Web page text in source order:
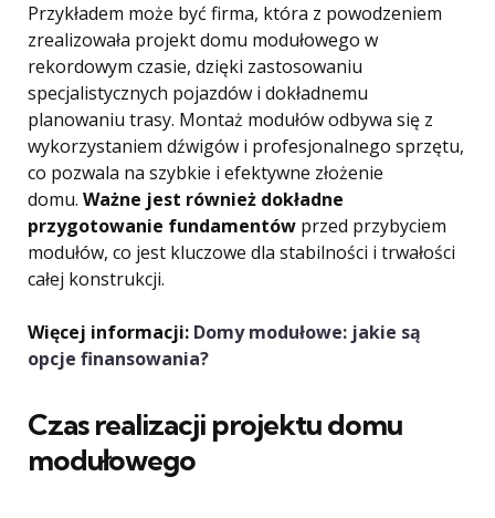
Przykładem może być firma, która z powodzeniem
zrealizowała projekt domu modułowego w
rekordowym czasie, dzięki zastosowaniu
specjalistycznych pojazdów i dokładnemu
planowaniu trasy. Montaż modułów odbywa się z
wykorzystaniem dźwigów i profesjonalnego sprzętu,
co pozwala na szybkie i efektywne złożenie
domu. Ważne jest również dokładne
przygotowanie fundamentów przed przybyciem
modułów, co jest kluczowe dla stabilności i trwałości
całej konstrukcji.
Więcej informacji: Domy modułowe: jakie są
opcje finansowania?
Czas realizacji projektu domu
modułowego